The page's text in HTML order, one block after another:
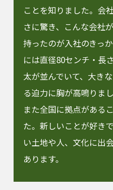
ことを知りました。会
さに驚き、こんな会社
持ったのが入社のきっ
には直径80センチ・長
太が並んでいて、大き
る迫力に胸が高鳴りまし
また全国に拠点がある
た。新しいことが好き
い土地や人、文化に出
あります。